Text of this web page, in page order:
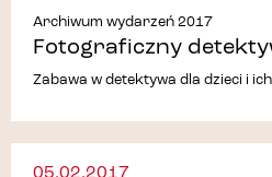
Archiwum wydarzeń 2017
Fotograficzny
Zabawa w detektywa dla dzieci i